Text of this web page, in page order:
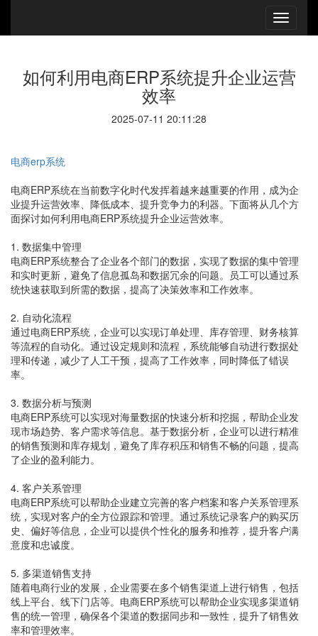
如何利用电商ERP系统提升企业运营
效率
2025-07-11 20:11:28
电商erp系统
电商ERP系统在当前数字化时代发挥着越来越重要的作用，成为企
业提升运营效率、降低成本、提升竞争力的利器。下面将从几个方
面探讨如何利用电商ERP系统提升企业运营效率。
1. 数据集中管理
电商ERP系统整合了企业各个部门的数据，实现了数据的集中管理
和实时更新，避免了信息孤岛和数据冗余的问题。员工可以通过系
统快速获取到所需的数据，提高了决策效率和工作效率。
2. 自动化流程
通过电商ERP系统，企业可以实现订单处理、库存管理、财务核算
等流程的自动化。通过设定规则和流程，系统能够自动进行数据处
理和传递，减少了人工干预，提高了工作效率，同时降低了错误
率。
3. 数据分析与预测
电商ERP系统可以实现对海量数据的快速分析和挖掘，帮助企业发
现市场趋势、客户需求等信息。基于数据分析，企业可以进行精准
的销售预测和库存规划，避免了库存积压和销售不畅的问题，提高
了企业的盈利能力。
4. 客户关系管理
电商ERP系统可以帮助企业建立完善的客户档案和客户关系管理系
统，实现对客户的全方位跟踪和管理。通过系统记录客户的购买历
史、偏好等信息，企业可以提供个性化的服务和推荐，提升客户满
意度和忠诚度。
5. 多渠道销售支持
随着电商行业的发展，企业需要在多个销售渠道上进行销售，包括
线上平台、线下门店等。电商ERP系统可以帮助企业实现多渠道销
售的统一管理，确保各个渠道的数据同步和一致性，提升了销售效
率和管理效率。